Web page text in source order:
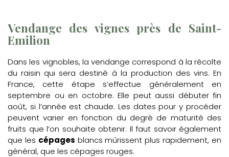
Vendange des vignes près de Saint-
Emilion
Dans les vignobles, la vendange correspond à la récolte
du raisin qui sera destiné à la production des vins. En
France, cette étape s’effectue généralement en
septembre ou en octobre. Elle peut aussi débuter fin
août, si l’année est chaude. Les dates pour y procéder
peuvent varier en fonction du degré de maturité des
fruits que l’on souhaite obtenir. Il faut savoir également
que les cépages blancs mûrissent plus rapidement, en
général, que les cépages rouges.